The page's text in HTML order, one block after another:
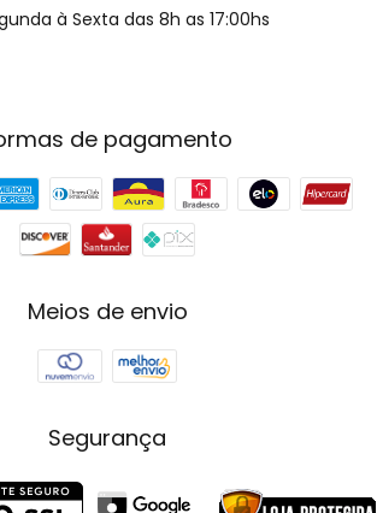
à Sexta das 8h as 17:00hs
de pagamento
Meios de envio
Segurança